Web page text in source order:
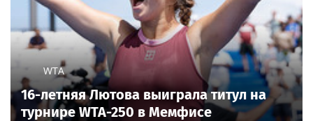
WTA
16-летняя Лютова выиграла титул на
турнире WTA-250 в Мемфисе